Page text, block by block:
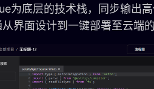
为底层的技术栈，同步输出
界面设计到一键部署至云端的